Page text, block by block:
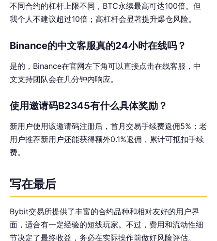
不同合约的杠杆上限不同，BTC永续最高可达100倍。但
我个人不建议超过10倍；高杠杆会显著提升爆仓风险。
Binance的中文客服真的24小时在线吗？
是的，Binance在官网左下角可以直接点击在线客服，中
文支持团队会在几分钟内响应。
使用邀请码B2345有什么具体奖励？
新用户使用该邀请码注册后，首月交易手续费返佣5%；老
用户推荐新用户还能获得额外0.1%返佣，累计可抵扣手续
费。
写在最后
Bybit交易所提供了丰富的合约品种和相对友好的用户界
面，适合有一定经验的短线玩家。不过，费用和流动性细
节决定了最终收益，务必在实际操作前做好风险评估。